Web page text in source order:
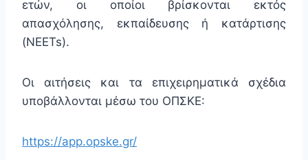
ετών, οι οποίοι βρίσκονται εκτός
απασχόλησης, εκπαίδευσης ή κατάρτισης
(NEETs).
Οι αιτήσεις και τα επιχειρηματικά σχέδια
υποβάλλονται μέσω του ΟΠΣΚΕ:
https://app.opske.gr/